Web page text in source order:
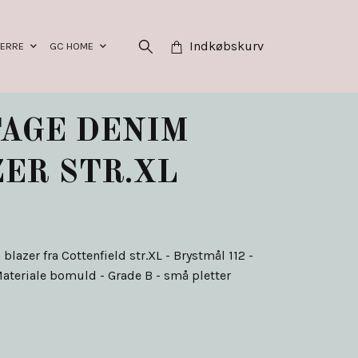
GC HOME Indkøbskurv
DENIM
STR.XL
fra Cottenfield str.XL - Brystmål 112 -
bomuld - Grade B - små pletter